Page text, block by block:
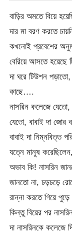
বাড়ির অমতে বিয়ে
দার মা বরণ করতে
কখনোই প্রবেশের
বেরিয়ে আসতে হয়েছে
দা ঘরে টিউশন
কাছে….
নাসরিন কলেজে
যেতো, বাবাই দা জোর
বাবাই দা নিম্নবিত্ত
যত্নে মানুষ
অভাব কি! নাসরিন
জানতো না, চড়চড়ে
রান্না করতে গিয়ে
কিন্তু বিয়ের পর
দা নাসরিনকে কলেজে